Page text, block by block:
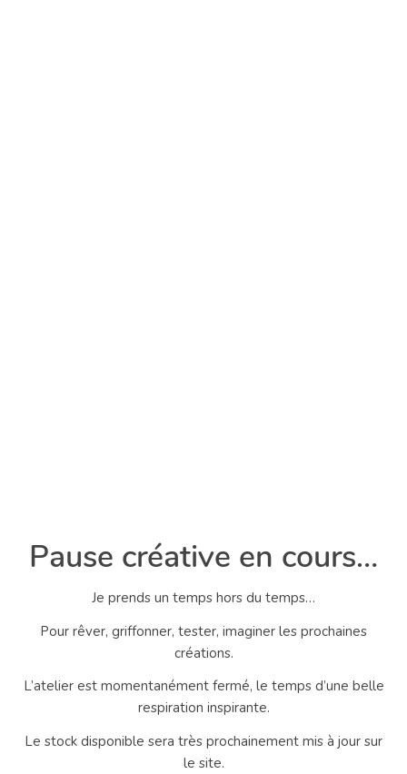
Pause créative en cours…
Je prends un temps hors du temps…
Pour rêver, griffonner, tester, imaginer les prochaines
créations.
L’atelier est momentanément fermé, le temps d’une belle
respiration inspirante.
Le stock disponible sera très prochainement mis à jour sur
le site.